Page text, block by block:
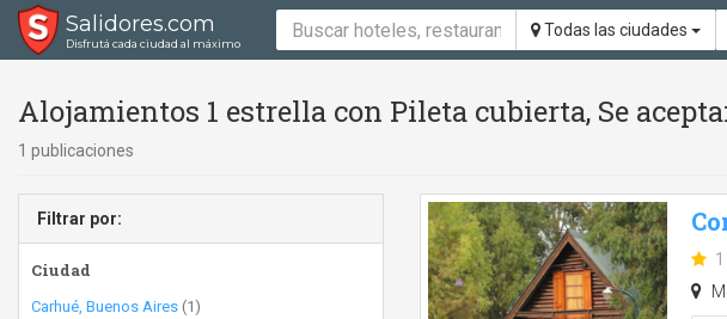
Salidores.com
Disfrutá cada ciudad al máximo
Todas las ciudades
Alojamientos 1 estrella con Pileta cubierta, Se
1 publicaciones
Filtrar por:
Ciudad
Carhué, Buenos Aires (1)